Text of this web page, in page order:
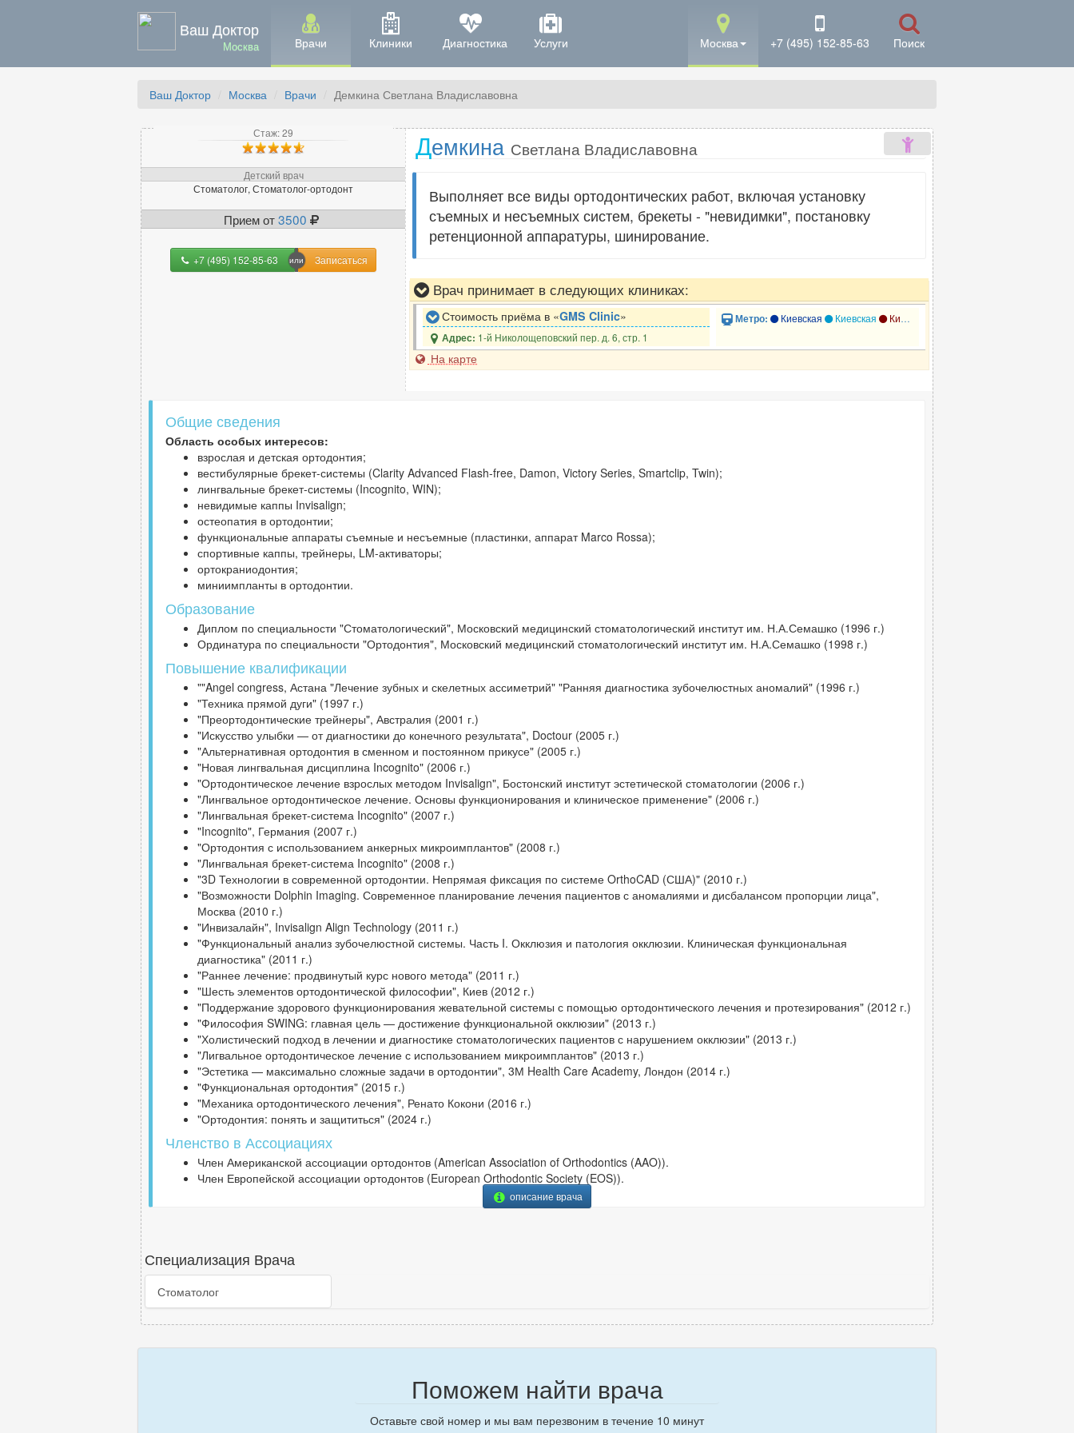
Ваш Доктор
Москва Врачи Клиники Диагностика Услуги Москва +7 (495) 152-85-63 Поиск
Ваш Доктор Москва Врачи Демкина Светлана Владиславовна
Стаж: 29
Детский врач
Стоматолог, Стоматолог-ортодонт
Прием от3500
+7 (495) 152-85-63 Записаться
Демкина Светлана Владиславовна
Выполняет все виды ортодонтических работ, включая установку
съемных и несъемных систем, брекеты - "невидимки", постановку
ретенционной аппаратуры, шинирование.
Врач принимает в следующих клиниках:
Стоимость приёма в «GMS Clinic»
Адрес: 1-й Николощеповский пер. д. 6, стр. 1
Метро: Киевская Киевская Киевская
На карте
Общие сведения
Область особых интересов:
взрослая и детская ортодонтия;
вестибулярные брекет-системы (Clarity Advanced Flash-free, Damon, Victory Series, Smartclip, Twin);
лингвальные брекет-системы (Incognito, WIN);
невидимые каппы Invisalign;
остеопатия в ортодонтии;
функциональные аппараты съемные и несъемные (пластинки, аппарат Marco Rossa);
спортивные каппы, трейнеры, LM-активаторы;
ортокраниодонтия;
миниимпланты в ортодонтии.
Образование
Диплом по специальности "Стоматологический", Московский медицинский стоматологический институт им. Н.А.Семашко (1996 г.)
Ординатура по специальности "Ортодонтия", Московский медицинский стоматологический институт им. Н.А.Семашко (1998 г.)
Повышение квалификации
""Angel congress, Астана "Лечение зубных и скелетных ассиметрий" "Ранняя диагностика зубочелюстных аномалий" (1996 г.)
"Техника прямой дуги" (1997 г.)
"Преортодонтические трейнеры", Австралия (2001 г.)
"Искусство улыбки — от диагностики до конечного результата", Doctour (2005 г.)
"Альтернативная ортодонтия в сменном и постоянном прикусе" (2005 г.)
"Новая лингвальная дисциплина Incognito" (2006 г.)
"Ортодонтическое лечение взрослых методом Invisalign", Бостонский институт эстетической стоматологии (2006 г.)
"Лингвальное ортодонтическое лечение. Основы функционирования и клиническое применение" (2006 г.)
"Лингвальная брекет-система Incognito" (2007 г.)
"Incognito", Германия (2007 г.)
"Ортодонтия с использованием анкерных микроимплантов" (2008 г.)
"Лингвальная брекет-система Incognito" (2008 г.)
"3D Технологии в современной ортодонтии. Непрямая фиксация по системе OrthoCAD (США)" (2010 г.)
"Возможности Dolphin Imaging. Современное планирование лечения пациентов с аномалиями и дисбалансом пропорции лица",
Москва (2010 г.)
"Инвизалайн", Invisalign Align Technology (2011 г.)
"Функциональный анализ зубочелюстной системы. Часть I. Окклюзия и патология окклюзии. Клиническая функциональная
диагностика" (2011 г.)
"Раннее лечение: продвинутый курс нового метода" (2011 г.)
"Шесть элементов ортодонтической философии", Киев (2012 г.)
"Поддержание здорового функционирования жевательной системы с помощью ортодонтического лечения и протезирования" (2012 г.)
"Философия SWING: главная цель — достижение функциональной окклюзии" (2013 г.)
"Холистический подход в лечении и диагностике стоматологических пациентов с нарушением окклюзии" (2013 г.)
"Лигвальное ортодонтическое лечение с использованием микроимплантов" (2013 г.)
"Эстетика — максимально сложные задачи в ортодонтии", 3М Health Care Academy, Лондон (2014 г.)
"Функциональная ортодонтия" (2015 г.)
"Механика ортодонтического лечения", Ренато Кокони (2016 г.)
"Ортодонтия: понять и защититься" (2024 г.)
Членство в Ассоциациях
Член Американской ассоциации ортодонтов (American Association of Orthodontics (AAO)).
Член Европейской ассоциации ортодонтов (European Orthodontic Society (EOS)).
описание врача
Специализация Врача
Стоматолог
Поможем найти врача
Оставьте свой номер и мы вам перезвоним в течение 10 минут